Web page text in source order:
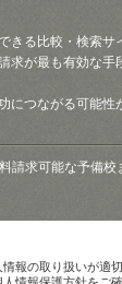
る比較・検索サ
求が最も有効な手
つながる可能性
請求可能な予備校
情報の取り扱いが適
情報保護方針をご確